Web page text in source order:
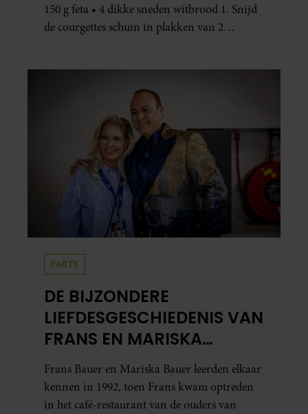
150 g feta • 4 dikke sneden witbrood 1. Snijd
de courgettes schuin in plakken van 2
PARTY
DE BIJZONDERE
LIEFDESGESCHIEDENIS VAN
FRANS EN MARISKA
BAUER: OOK IN BED
ELKAARS EERSTE
Frans Bauer en Mariska Bauer leerden elkaar
kennen in 1992, toen Frans kwam optreden
in het café-restaurant van de ouders van